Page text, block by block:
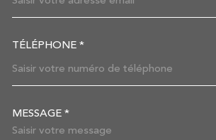
TÉLÉPHONE *
MESSAGE *